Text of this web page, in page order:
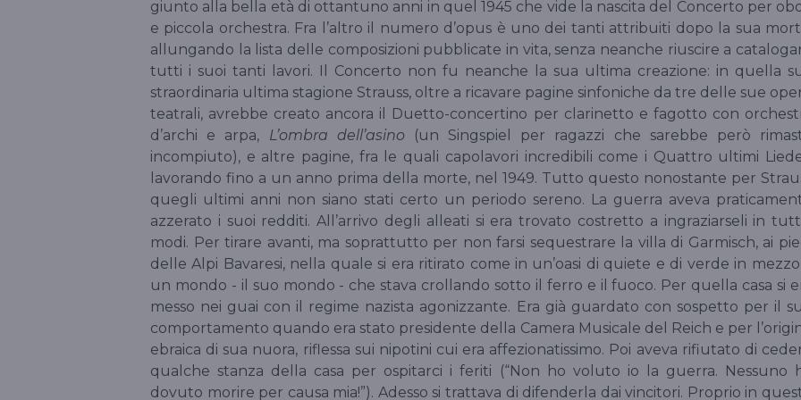
giunto alla bella età di ottantuno anni in quel 1945 che vide la nascita del Concerto per
e piccola orchestra. Fra l’altro il numero d’opus è uno dei tanti attribuiti dopo la sua
allungando la lista delle composizioni pubblicate in vita, senza neanche riuscire a
tutti i suoi tanti lavori. Il Concerto non fu neanche la sua ultima creazione: in quella
straordinaria ultima stagione Strauss, oltre a ricavare pagine sinfoniche da tre delle sue
teatrali, avrebbe creato ancora il Duetto-concertino per clarinetto e fagotto con
d’archi e arpa, L’ombra dell’asino(un Singspiel per ragazzi che sarebbe però
incompiuto), e altre pagine, fra le quali capolavori incredibili come i Quattro ultimi
lavorando fino a un anno prima della morte, nel 1949. Tutto questo nonostante per
quegli ultimi anni non siano stati certo un periodo sereno. La guerra aveva
azzerato i suoi redditi. All’arrivo degli alleati si era trovato costretto a ingraziarseli in
modi. Per tirare avanti, ma soprattutto per non farsi sequestrare la villa di Garmisch, ai
delle Alpi Bavaresi, nella quale si era ritirato come in un’oasi di quiete e di verde in
un mondo - il suo mondo - che stava crollando sotto il ferro e il fuoco. Per quella casa si
messo nei guai con il regime nazista agonizzante. Era già guardato con sospetto per il
comportamento quando era stato presidente della Camera Musicale del Reich e per
ebraica di sua nuora, riflessa sui nipotini cui era affezionatissimo. Poi aveva rifiutato di
qualche stanza della casa per ospitarci i feriti (“Non ho voluto io la guerra. Nessuno
dovuto morire per causa mia!”). Adesso si trattava di difenderla dai vincitori. Proprio in